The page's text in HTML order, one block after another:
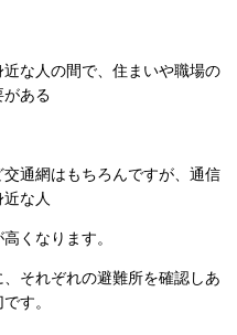
な人の間で、住まいや職場の
ある
通網はもちろんですが、通信
な人
くなります。
それぞれの避難所を確認しあ
す。